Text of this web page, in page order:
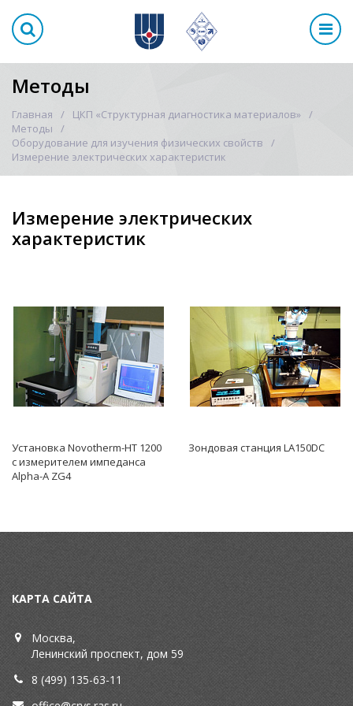
Методы
Главная
ЦКП «Структурная диагностика материалов»
Методы
Оборудование для изучения физических свойств
Измерение электрических характеристик
Измерение электрических
характеристик
Установка Novotherm-HT 1200
с измерителем импеданса
Alpha-A ZG4
Зондовая станция LA150DC
КАРТА САЙТА
Москва,
Ленинский проспект, дом 59
8 (499) 135-63-11